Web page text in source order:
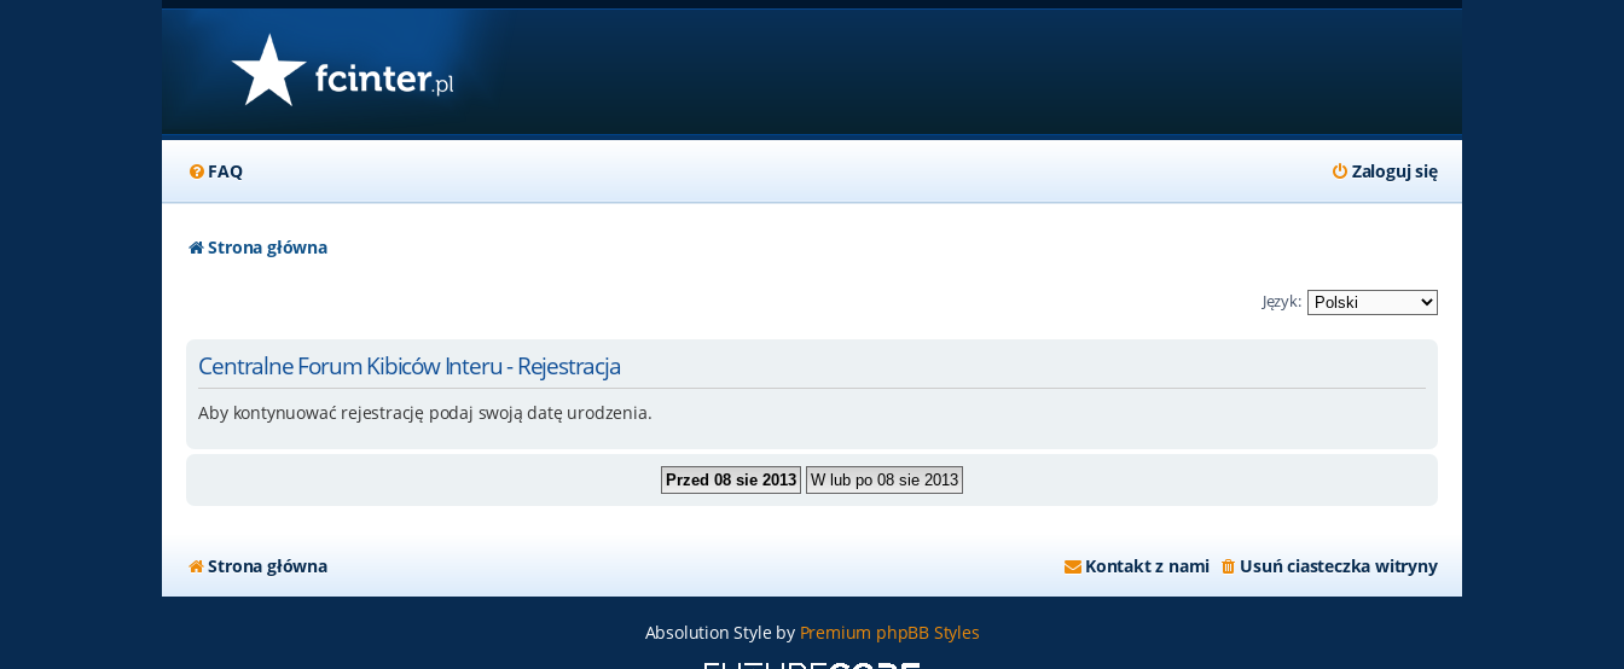
FAQ Zaloguj się
Strona główna
Język:
Centralne Forum Kibiców Interu - Rejestracja
Aby kontynuować rejestrację podaj swoją datę urodzenia.
Strona główna Usuń ciasteczka witryny
Kontakt z nami
Absolution Style by Premium phpBB Styles